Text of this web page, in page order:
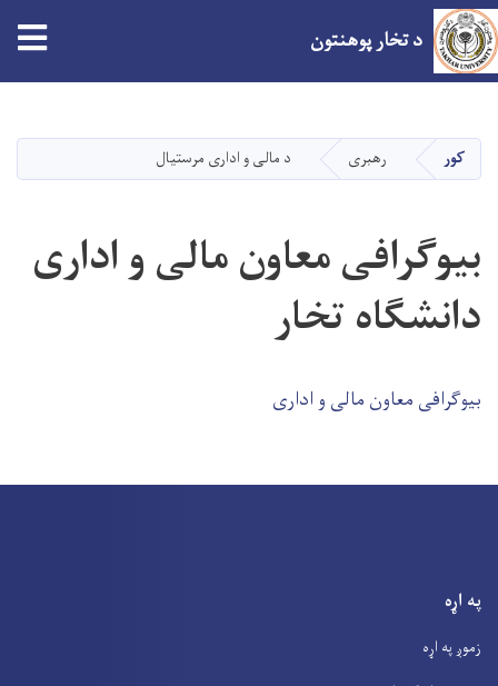
دانګل
د تخار پوهنتون
کور رهبری د مالی و اداری مرستیال
بیوگرافی معاون مالی و اداری
دانشگاه تخار
بیوگرافی معاون مالی و اداری
په اړه
زموږ په اړه